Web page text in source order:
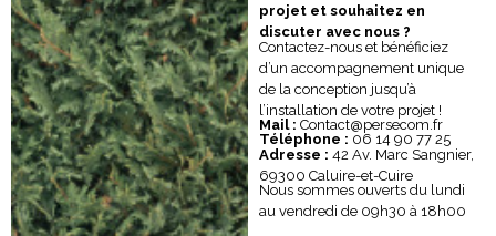
projet et souhaitez en
discuter avec nous ?
Contactez-nous et bénéficiez
d’un accompagnement unique
de la conception jusqu’à
l’installation de votre projet !
Mail : Contact@persecom.fr
Téléphone : 06 14 90 77 25
Adresse : 42 Av. Marc Sangnier,
69300 Caluire-et-Cuire
Nous sommes ouverts du lundi
au vendredi de 09h30 à 18h00